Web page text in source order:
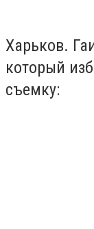
Харьков.
который
съемку: